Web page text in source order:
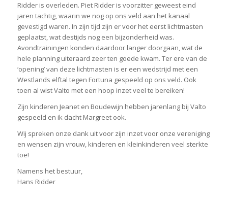
Ridder is overleden. Piet Ridder is voorzitter geweest eind
jaren tachtig, waarin we nog op ons veld aan het kanaal
gevestigd waren. In zijn tijd zijn er voor het eerst lichtmasten
geplaatst, wat destijds nog een bijzonderheid was.
Avondtrainingen konden daardoor langer doorgaan, wat de
hele planning uiteraard zeer ten goede kwam. Ter ere van de
‘opening’ van deze lichtmasten is er een wedstrijd met een
Westlands elftal tegen Fortuna gespeeld op ons veld. Ook
toen al wist Valto met een hoop inzet veel te bereiken!
Zijn kinderen Jeanet en Boudewijn hebben jarenlang bij Valto
gespeeld en ik dacht Margreet ook.
Wij spreken onze dank uit voor zijn inzet voor onze vereniging
en wensen zijn vrouw, kinderen en kleinkinderen veel sterkte
toe!
Namens het bestuur,
Hans Ridder